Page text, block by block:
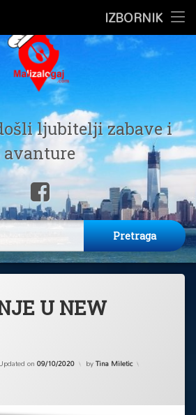
IZBORNIK
Mali
ljubitelji zabave i
avanture
Facebook
Pretraga:
U NEW
on 09/10/2020 byTina Miletic